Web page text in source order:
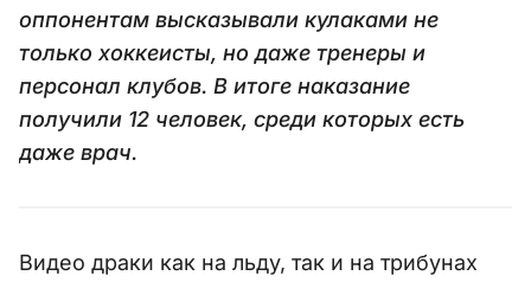
оппонентам высказывали кулаками не
только хоккеисты, но даже тренеры и
персонал клубов. В итоге наказание
получили 12 человек, среди которых есть
даже врач.
Видео драки как на льду, так и на трибунах